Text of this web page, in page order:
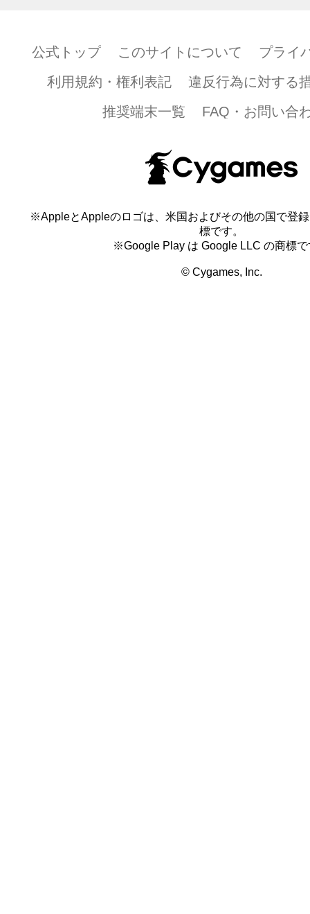
公式トップ このサイトについて
プライ
利用規約・権利表記
違反行為に対する
推奨端末一覧
FAQ・お問い合
※AppleとAppleのロゴは、米国およびその他の国で登
標です。
※Google Play は Google LLC の商標で
© Cygames, Inc.